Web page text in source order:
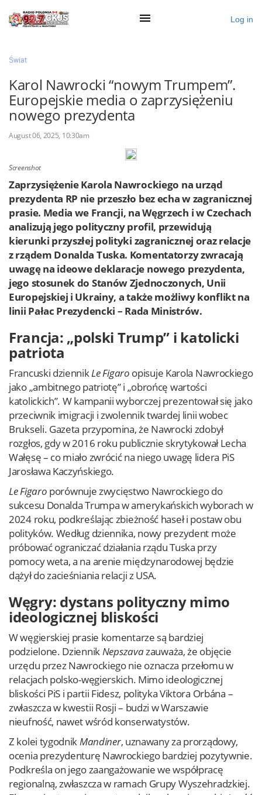
Ogłoś się
Działy
Zaloguj przez Clascal
×
Log in
Świat
Karol Nawrocki “nowym Trumpem”.
Europejskie media o zaprzysiężeniu
nowego prezydenta
August 06, 2025, 10:30am
Screenshot
Zaprzysiężenie Karola Nawrockiego na urząd
prezydenta RP nie przeszło bez echa w zagranicznej
prasie. Media we Francji, na Węgrzech i w Czechach
analizują jego polityczny profil, przewidują
kierunki przyszłej polityki zagranicznej oraz relacje
z rządem Donalda Tuska. Komentatorzy zwracają
uwagę na ideowe deklaracje nowego prezydenta,
jego stosunek do Stanów Zjednoczonych, Unii
Europejskiej i Ukrainy, a także możliwy konflikt na
linii Pałac Prezydencki – Rada Ministrów.
Francja: „polski Trump” i katolicki
patriota
Francuski dziennikLe Figaro opisuje Karola Nawrockiego
jako „ambitnego patriotę” i „obrońcę wartości
katolickich”. W kampanii wyborczej prezentował się jako
przeciwnik imigracji i zwolennik twardej linii wobec
Brukseli. Gazeta przypomina, że Nawrocki zdobył
rozgłos, gdy w 2016 roku publicznie skrytykował Lecha
Wałęsę – co miało zwrócić na niego uwagę lidera PiS
Jarosława Kaczyńskiego.
Le Figaro porównuje zwycięstwo Nawrockiego do
sukcesu Donalda Trumpa w amerykańskich wyborach w
2024 roku, podkreślając zbieżność haseł i postaw obu
polityków. Według dziennika, nowy prezydent może
próbować ograniczać działania rządu Tuska przy
pomocy weta, a na arenie międzynarodowej będzie
dążył do zacieśniania relacji z USA.
Węgry: dystans polityczny mimo
ideologicznej bliskości
W węgierskiej prasie komentarze są bardziej
podzielone. DziennikNepszavazauważa, że objęcie
urzędu przez Nawrockiego nie oznacza przełomu w
relacjach polsko-węgierskich. Mimo ideologicznej
bliskości PiS i partii Fidesz, polityka Viktora Orbána –
zwłaszcza w kwestii Rosji – budzi w Warszawie
nieufność, nawet wśród konserwatystów.
Z kolei tygodnikMandiner, uznawany za prorządowy,
ocenia prezydenturę Nawrockiego bardziej pozytywnie.
Podkreśla on jego zaangażowanie we współpracę
regionalną, zwłaszcza w ramach Grupy Wyszehradzkiej.